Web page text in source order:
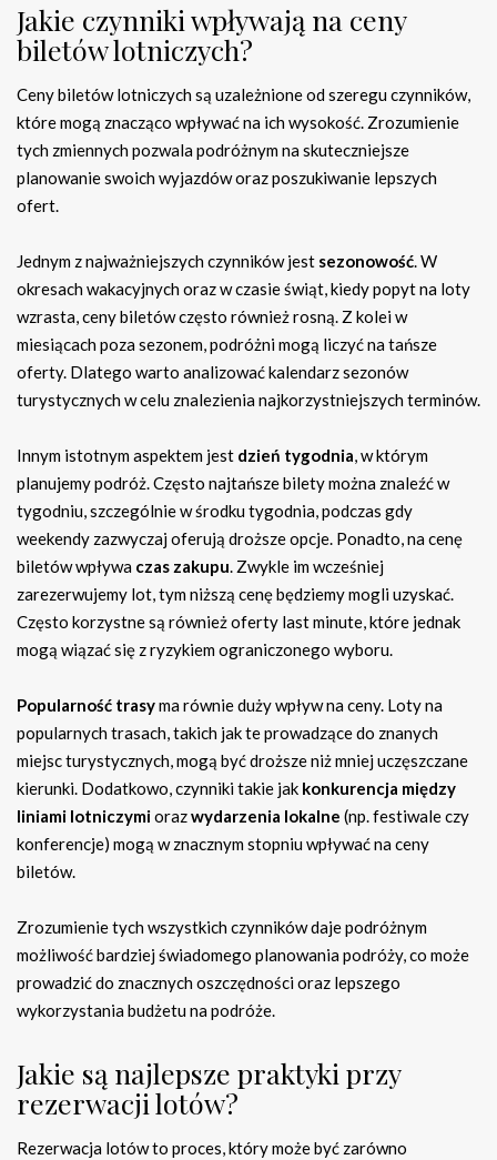
Jakie czynniki wpływają na ceny
biletów lotniczych?
Ceny biletów lotniczych są uzależnione od szeregu czynników,
które mogą znacząco wpływać na ich wysokość. Zrozumienie
tych zmiennych pozwala podróżnym na skuteczniejsze
planowanie swoich wyjazdów oraz poszukiwanie lepszych
ofert.
Jednym z najważniejszych czynników jest sezonowość. W
okresach wakacyjnych oraz w czasie świąt, kiedy popyt na loty
wzrasta, ceny biletów często również rosną. Z kolei w
miesiącach poza sezonem, podróżni mogą liczyć na tańsze
oferty. Dlatego warto analizować kalendarz sezonów
turystycznych w celu znalezienia najkorzystniejszych terminów.
Innym istotnym aspektem jest dzień tygodnia, w którym
planujemy podróż. Często najtańsze bilety można znaleźć w
tygodniu, szczególnie w środku tygodnia, podczas gdy
weekendy zazwyczaj oferują droższe opcje. Ponadto, na cenę
biletów wpływa czas zakupu. Zwykle im wcześniej
zarezerwujemy lot, tym niższą cenę będziemy mogli uzyskać.
Często korzystne są również oferty last minute, które jednak
mogą wiązać się z ryzykiem ograniczonego wyboru.
Popularność trasyma równie duży wpływ na ceny. Loty na
popularnych trasach, takich jak te prowadzące do znanych
miejsc turystycznych, mogą być droższe niż mniej uczęszczane
kierunki. Dodatkowo, czynniki takie jak konkurencja między
liniami lotniczymiorazwydarzenia lokalne (np. festiwale czy
konferencje) mogą w znacznym stopniu wpływać na ceny
biletów.
Zrozumienie tych wszystkich czynników daje podróżnym
możliwość bardziej świadomego planowania podróży, co może
prowadzić do znacznych oszczędności oraz lepszego
wykorzystania budżetu na podróże.
Jakie są najlepsze praktyki przy
rezerwacji lotów?
Rezerwacja lotów to proces, który może być zarówno